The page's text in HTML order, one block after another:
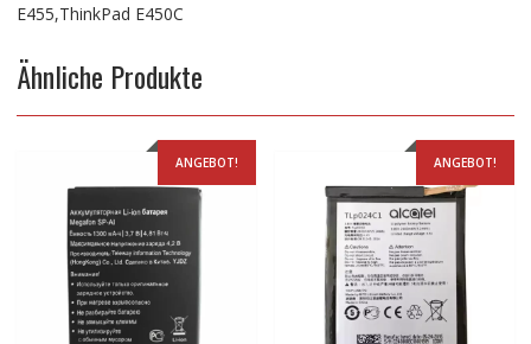
E455,ThinkPad E450C
Ähnliche Produkte
ANGEBOT! ANGEBOT!